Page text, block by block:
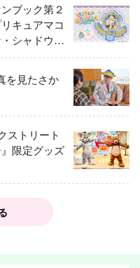
ブック第２
キュアマコ
シャドウ
ルを大特
を見たさか
ストリート
限定グッズ